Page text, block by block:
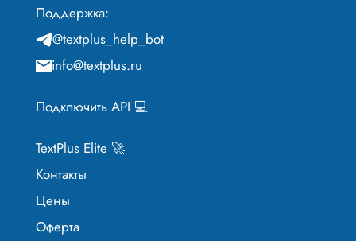
Поддержка:
@textplus_help_bot
info@textplus.ru
Подключить API 💻
TextPlus Elite 🚀
Контакты
Цены
Оферта